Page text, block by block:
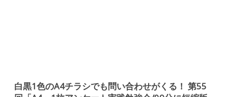
白黒1色のA4チラシでも問い合わせがくる！ 第55